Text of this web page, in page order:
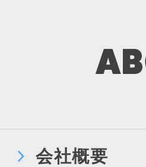
会社概要